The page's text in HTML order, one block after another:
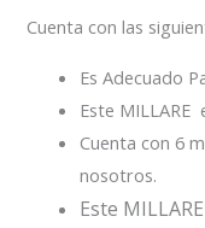
Cuenta con las
Es Adecuado
Este MILLARE
Cuenta con 6
nosotros.
Este